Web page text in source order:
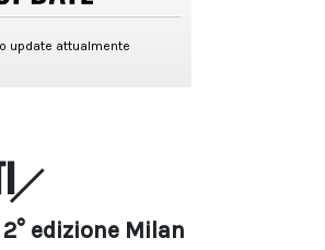
edizione Milan